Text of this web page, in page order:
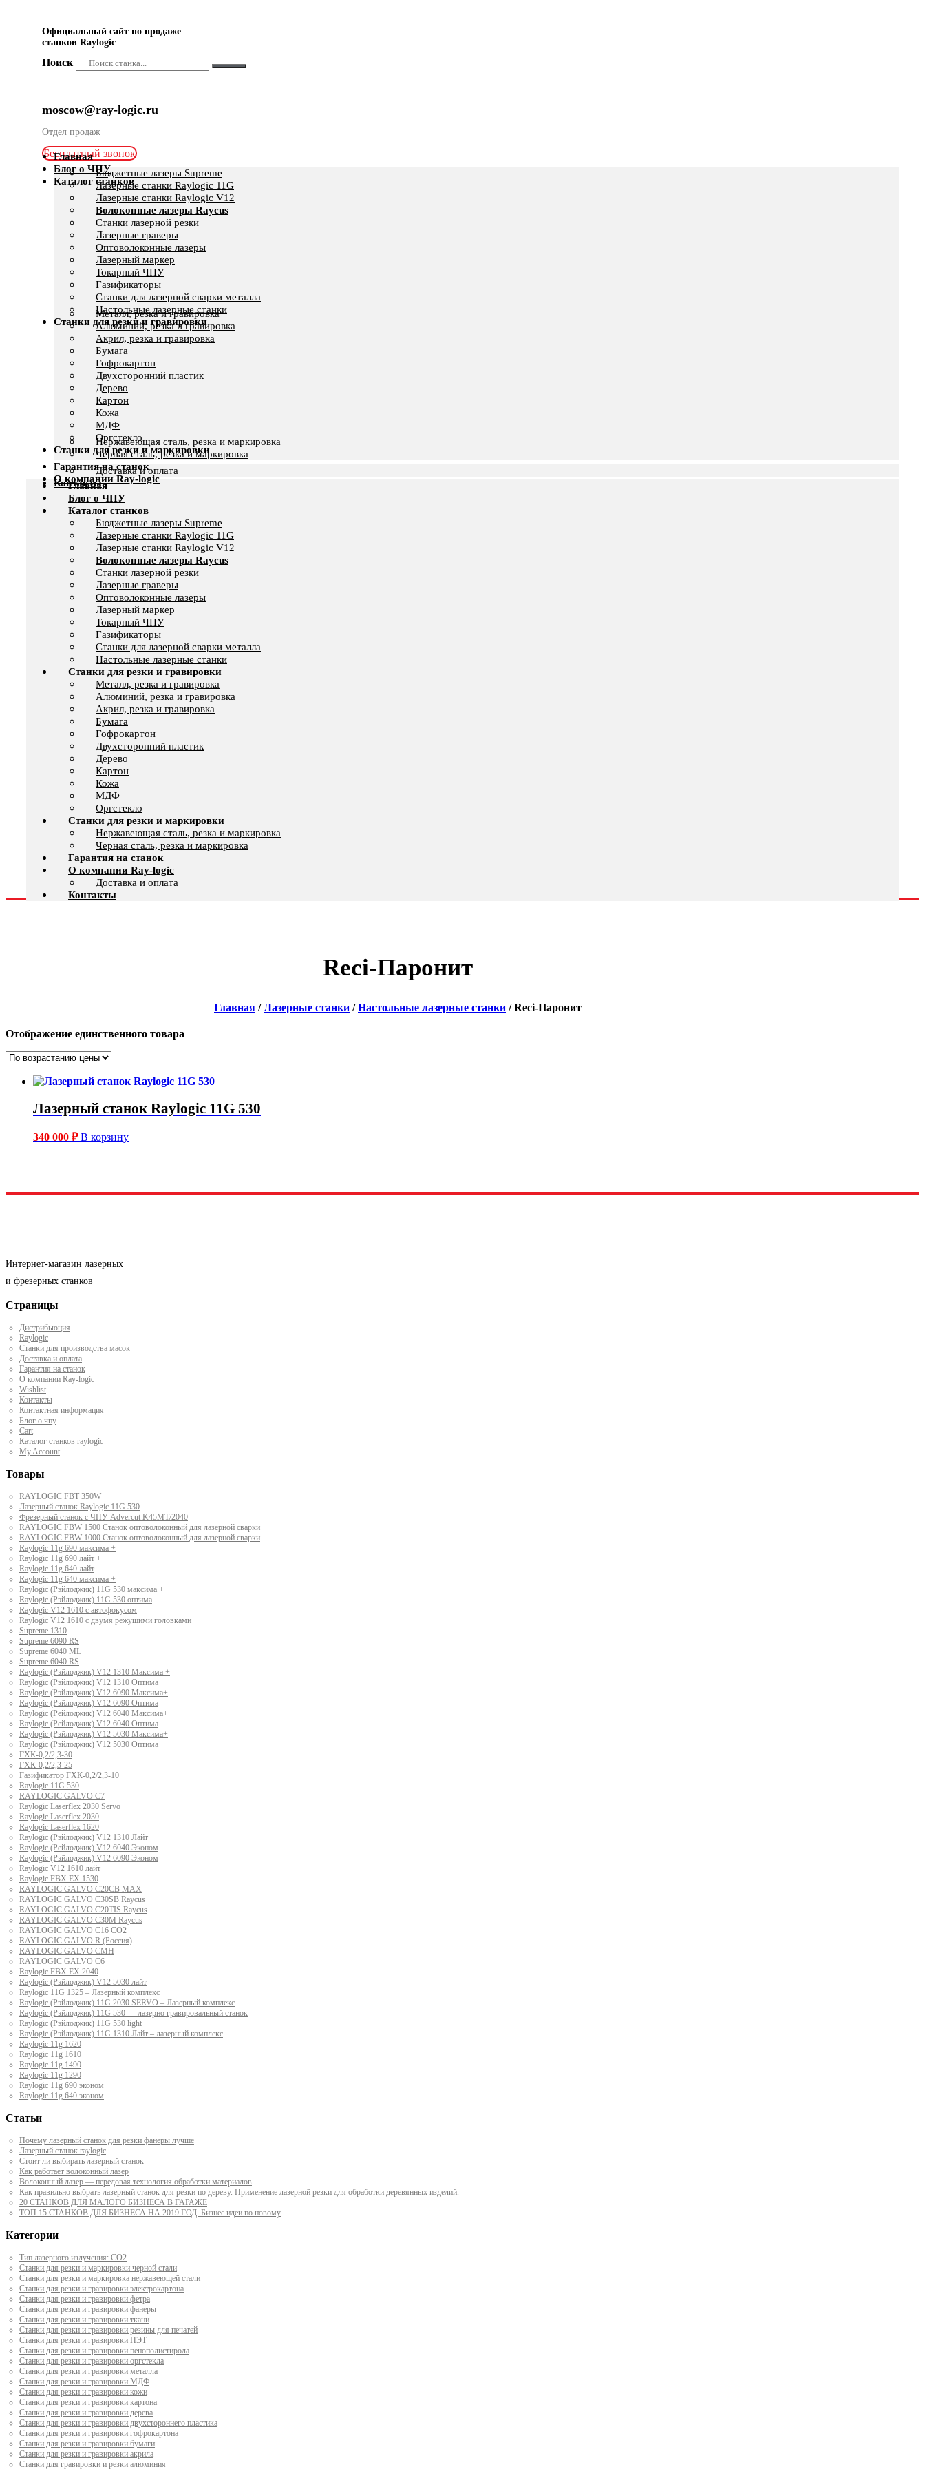
Официальный сайт по продаже
станков Raylogic
Поиск
moscow@ray-logic.ru
Отдел продаж
Бесплатный звонок
Главная
Блог о ЧПУ
Каталог станков
Бюджетные лазеры Supreme
Лазерные станки Raylogic 11G
Лазерные станки Raylogic V12
Волоконные лазеры Raycus
Станки лазерной резки
Лазерные граверы
Оптоволоконные лазеры
Лазерный маркер
Токарный ЧПУ
Газификаторы
Cтанки для лазерной сварки металла
Настольные лазерные станки
Станки для резки и гравировки
Металл, резка и гравировка
Алюминий, резка и гравировка
Акрил, резка и гравировка
Бумага
Гофрокартон
Двухсторонний пластик
Дерево
Картон
Кожа
МДФ
Оргстекло
Станки для резки и маркировки
Нержавеющая сталь, резка и маркировка
Черная сталь, резка и маркировка
Гарантия на станок
О компании Ray-logic
Доставка и оплата
Контакты
Главная
Блог о ЧПУ
Каталог станков
Бюджетные лазеры Supreme
Лазерные станки Raylogic 11G
Лазерные станки Raylogic V12
Волоконные лазеры Raycus
Станки лазерной резки
Лазерные граверы
Оптоволоконные лазеры
Лазерный маркер
Токарный ЧПУ
Газификаторы
Cтанки для лазерной сварки металла
Настольные лазерные станки
Станки для резки и гравировки
Металл, резка и гравировка
Алюминий, резка и гравировка
Акрил, резка и гравировка
Бумага
Гофрокартон
Двухсторонний пластик
Дерево
Картон
Кожа
МДФ
Оргстекло
Станки для резки и маркировки
Нержавеющая сталь, резка и маркировка
Черная сталь, резка и маркировка
Гарантия на станок
О компании Ray-logic
Доставка и оплата
Контакты
Reci-Паронит
Главная /Лазерные станки /Настольные лазерные станки / Reci-Паронит
Отображение единственного товара
Лазерный станок Raylogic 11G 530
340 000 ₽ В корзину
Интернет-магазин лазерных
и фрезерных станков
Страницы
Дистрибьюция
Raylogic
Станки для производства масок
Доставка и оплата
Гарантия на станок
О компании Ray-logic
Wishlist
Контакты
Контактная информация
Блог о чпу
Cart
Каталог станков raylogic
My Account
Товары
RAYLOGIC FBT 350W
Лазерный станок Raylogic 11G 530
Фрезерный станок с ЧПУ Advercut K45MT/2040
RAYLOGIC FBW 1500 Станок оптоволоконный для лазерной сварки
RAYLOGIC FBW 1000 Станок оптоволоконный для лазерной сварки
Raylogic 11g 690 максима +
Raylogic 11g 690 лайт +
Raylogic 11g 640 лайт
Raylogic 11g 640 максима +
Raylogic (Рэйлоджик) 11G 530 максима +
Raylogic (Рэйлоджик) 11G 530 оптима
Raylogic V12 1610 с автофокусом
Raylogic V12 1610 с двумя режущими головками
Supreme 1310
Supreme 6090 RS
Supreme 6040 ML
Supreme 6040 RS
Raylogic (Рэйлоджик) V12 1310 Максима +
Raylogic (Рэйлоджик) V12 1310 Оптима
Raylogic (Рэйлоджик) V12 6090 Максима+
Raylogic (Рэйлоджик) V12 6090 Оптима
Raylogic (Рейлоджик) V12 6040 Максима+
Raylogic (Рейлоджик) V12 6040 Оптима
Raylogic (Рэйлоджик) V12 5030 Максима+
Raylogic (Рэйлоджик) V12 5030 Оптима
ГХК-0,2/2,3-30
ГХК-0,2/2,3-25
Газификатор ГХК-0,2/2,3-10
Raylogic 11G 530
RAYLOGIC GALVO С7
Raylogic Laserflex 2030 Servo
Raylogic Laserflex 2030
Raylogic Laserflex 1620
Raylogic (Рэйлоджик) V12 1310 Лайт
Raylogic (Рейлоджик) V12 6040 Эконом
Raylogic (Рэйлоджик) V12 6090 Эконом
Raylogic V12 1610 лайт
Raylogic FBX EX 1530
RAYLOGIC GALVO С20CB MAX
RAYLOGIC GALVO С30SB Raycus
RAYLOGIC GALVO C20TIS Raycus
RAYLOGIC GALVO С30M Raycus
RAYLOGIC GALVO С16 CO2
RAYLOGIC GALVO R (Россия)
RAYLOGIC GALVO CMH
RAYLOGIC GALVO С6
Raylogic FBX EX 2040
Raylogic (Рэйлоджик) V12 5030 лайт
Raylogic 11G 1325 – Лазерный комплекс
Raylogic (Рэйлоджик) 11G 2030 SERVO – Лазерный комплекс
Raylogic (Рэйлоджик) 11G 530 — лазерно гравировальный станок
Raylogic (Рэйлоджик) 11G 530 light
Raylogic (Рэйлоджик) 11G 1310 Лайт – лазерный комплекс
Raylogic 11g 1620
Raylogic 11g 1610
Raylogic 11g 1490
Raylogic 11g 1290
Raylogic 11g 690 эконом
Raylogic 11g 640 эконом
Статьи
Почему лазерный станок для резки фанеры лучше
Лазерный станок raylogic
Стоит ли выбирать лазерный станок
Как работает волоконный лазер
Волоконный лазер — передовая технология обработки материалов
Как правильно выбрать лазерный станок для резки по дереву. Применение лазерной резки для обработки деревянных изделий.
20 СТАНКОВ ДЛЯ МАЛОГО БИЗНЕСА В ГАРАЖЕ
ТОП 15 СТАНКОВ ДЛЯ БИЗНЕСА НА 2019 ГОД. Бизнес идеи по новому
Категории
Тип лазерного излучения: СО2
Станки для резки и маркировки черной стали
Станки для резки и маркировка нержавеющей стали
Станки для резки и гравировки электрокартона
Станки для резки и гравировки фетра
Станки для резки и гравировки фанеры
Станки для резки и гравировки ткани
Станки для резки и гравировки резины для печатей
Станки для резки и гравировки ПЭТ
Станки для резки и гравировки пенополистирола
Станки для резки и гравировки оргстекла
Станки для резки и гравировки металла
Станки для резки и гравировки МДФ
Станки для резки и гравировки кожи
Станки для резки и гравировки картона
Станки для резки и гравировки дерева
Станки для резки и гравировки двухстороннего пластика
Станки для резки и гравировки гофрокартона
Станки для резки и гравировки бумаги
Станки для резки и гравировки акрила
Станки для гравировки и резки алюминия